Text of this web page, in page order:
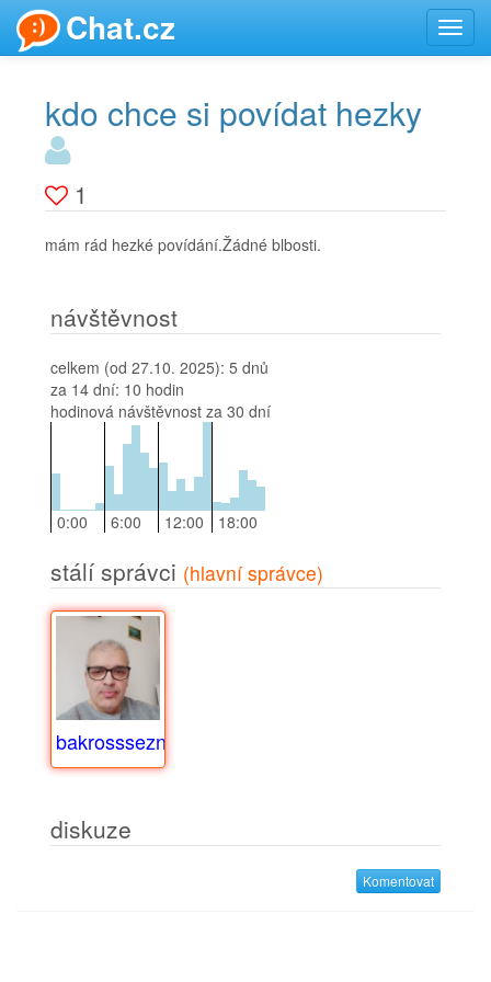
Chat.cz
kdo chce si povídat hezky
1
mám rád hezké povídání.Žádné blbosti.
návštěvnost
celkem (od 27.10. 2025): 5 dnů
za 14 dní: 10 hodin
hodinová návštěvnost za 30 dní
0:00 6:00 12:00 18:00
stálí správci (hlavní správce)
bakrossseznam.cz
diskuze
Komentovat